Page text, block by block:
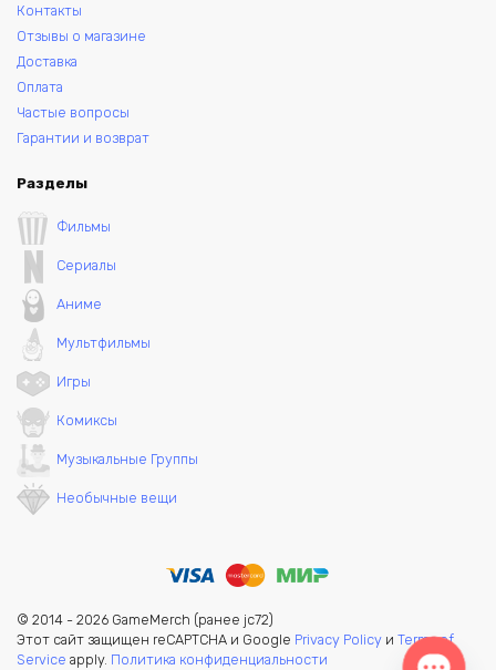
Контакты
Отзывы о магазине
Доставка
Оплата
Частые вопросы
Гарантии и возврат
Разделы
Фильмы
Сериалы
Аниме
Мультфильмы
Игры
Комиксы
Музыкальные Группы
Необычные вещи
© 2014 - 2026 GameMerch (ранее jc72)
Этот сайт защищен reCAPTCHA и Google Privacy Policy и Terms of
Service apply. Политика конфиденциальности